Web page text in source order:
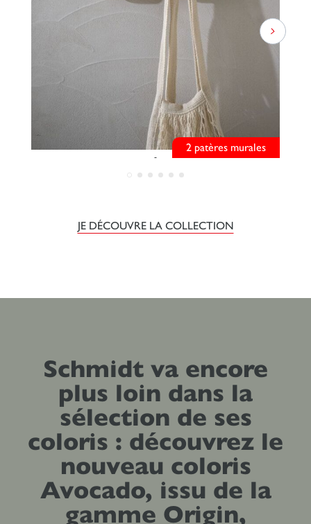
2 patères murales
JE DÉCOUVRE LA COLLECTION
Schmidt va encore
plus loin dans la
sélection de ses
coloris : découvrez le
nouveau coloris
Avocado, issu de la
gamme Origin,